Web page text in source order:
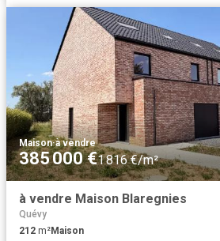
Maison·à vendre
385 000 €1 816 €/m²
à vendre Maison Blaregnies
Quévy
212 m²Maison